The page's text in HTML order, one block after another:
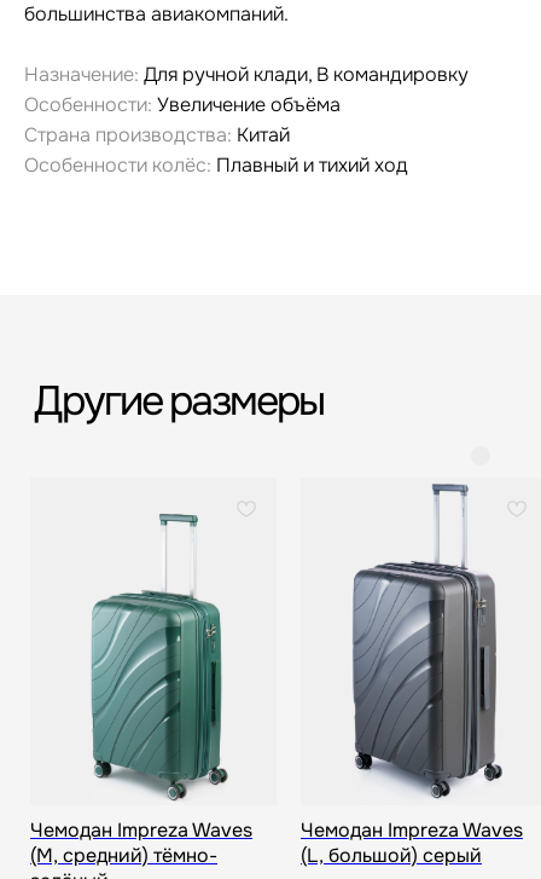
большинства авиакомпаний.
Назначение: Для ручной клади, В командировку
Особенности: Увеличение объёма
Страна производства: Китай
Особенности колёс: Плавный и тихий ход
Чемодан Impreza Waves
(M, средний) тёмно-
Чемодан Impreza Waves
(L, большой) серый
Большой шоурум
в СПб > 100 м²
Срочная доставка
за 60-90 минут
Всё о товаре и покупке